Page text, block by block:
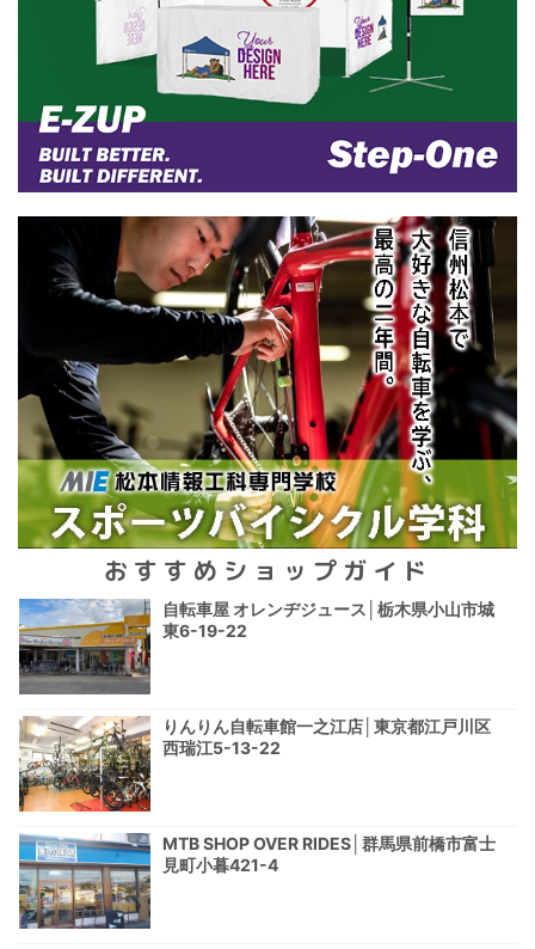
おすすめショップガイド
自転車屋 オレンヂジュース│栃木県小山市城
東6-19-22
りんりん自転車館一之江店│東京都江戸川区
西瑞江5-13-22
MTB SHOP OVER RIDES│群馬県前橋市富士
見町小暮421-4